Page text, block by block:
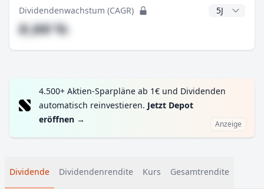
Dividendenwachstum (CAGR) CAGR Jahre
#,## %
4.500+ Aktien-Sparpläne ab 1€ und Dividenden
automatisch reinvestieren. Jetzt Depot
eröffnen → Anzeige
Dividende Dividendenrendite Kurs Gesamtrendite